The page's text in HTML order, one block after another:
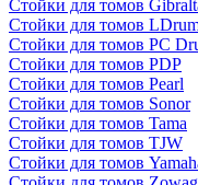
Стойки для томов
Стойки для томов
Стойки для томов PC
Стойки для томов PDP
Стойки для томов Pearl
Стойки для томов Sonor
Стойки для томов Tama
Стойки для томов TJW
Стойки для томов